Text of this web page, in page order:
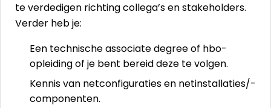
te verdedigen richting collega’s en stakeholders.
Verder heb je:
Een technische associate degree of hbo-
opleiding of je bent bereid deze te volgen.
Kennis van netconfiguraties en netinstallaties/-
componenten.